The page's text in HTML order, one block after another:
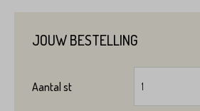
JOUW BESTELLING
Aantal st